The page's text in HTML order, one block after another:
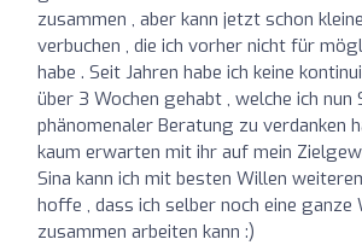
zusammen , aber kann jetzt schon
verbuchen , die ich vorher nicht für
habe . Seit Jahren habe ich keine
über 3 Wochen gehabt , welche ich nun
phänomenaler Beratung zu verdanken
kaum erwarten mit ihr auf mein
Sina kann ich mit besten Willen
hoffe , dass ich selber noch eine ganze
zusammen arbeiten kann :)